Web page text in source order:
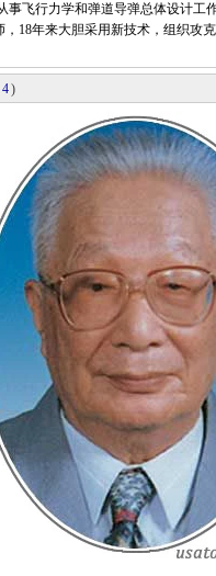
事飞行力学和弹道导弹总体设计
18年来大胆采用新技术，组织攻
)